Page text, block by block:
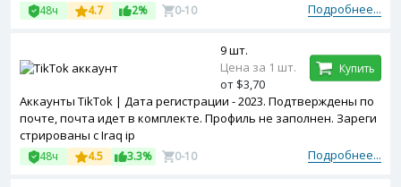
Подробнее...
48ч 4.7 2% 0-10
Аккаунты TikTok | Дата регистрации - 2023. Подтверждены по
почте, почта идет в комплекте. Профиль не заполнен. Зареги
стрированы с Iraq ip
Подробнее...
48ч 4.5 3.3% 0-10
9 шт.
Цена за 1 шт.
от $3,70
Купить